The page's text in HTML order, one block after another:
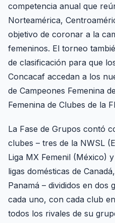
competencia anual que
Norteamérica,
objetivo de coronar a la
femeninos. El torneo
de clasificación para que
Concacaf accedan a los
de Campeones Femenina
Femenina de Clubes de la
La Fase de Grupos contó
clubes – tres de la NWSL
Liga MX Femenil (México)
ligas domésticas de
Panamá – divididos en dos
cada uno, con cada club
todos los rivales de su